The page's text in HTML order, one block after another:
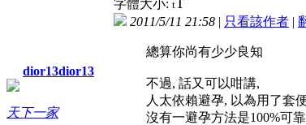
dior13dior13
天下一家
字體大小: t
2011/5/11 21:58 | 只看該作者 |
總算你尚有少少良知
不過, 話又可以咁講,
人太依賴避孕, 以為用了套
沒有一避孕方法是100%可